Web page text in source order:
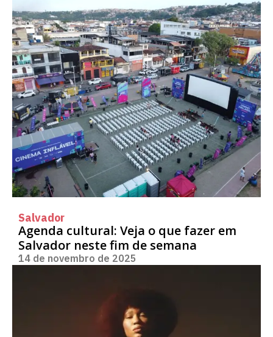
Salvador
Agenda cultural: Veja o que fazer em
Salvador neste fim de semana
14 de novembro de 2025